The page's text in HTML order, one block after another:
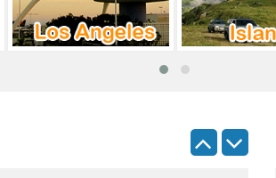
průvodce
způsob, jak prozkoumat ostrov